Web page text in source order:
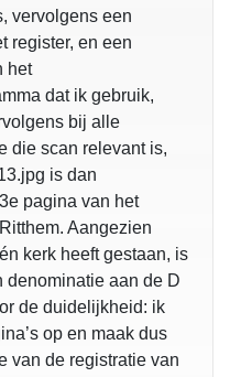
vervolgens een
register, en een
het
dat ik gebruik,
bij alle
die scan relevant is,
is dan
pagina van het
Aangezien
kerk heeft gestaan, is
denominatie aan de D
de duidelijkheid: ik
op en maak dus
van de registratie van